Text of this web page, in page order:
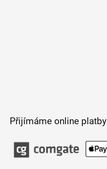
Přijímáme online platby